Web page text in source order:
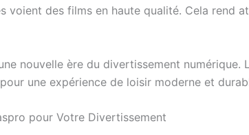
voient des films en haute qualité. Cela rend
nouvelle ère du divertissement
une expérience de loisir moderne et
pour Votre Divertissement